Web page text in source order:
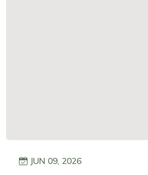
JUN 09, 2026